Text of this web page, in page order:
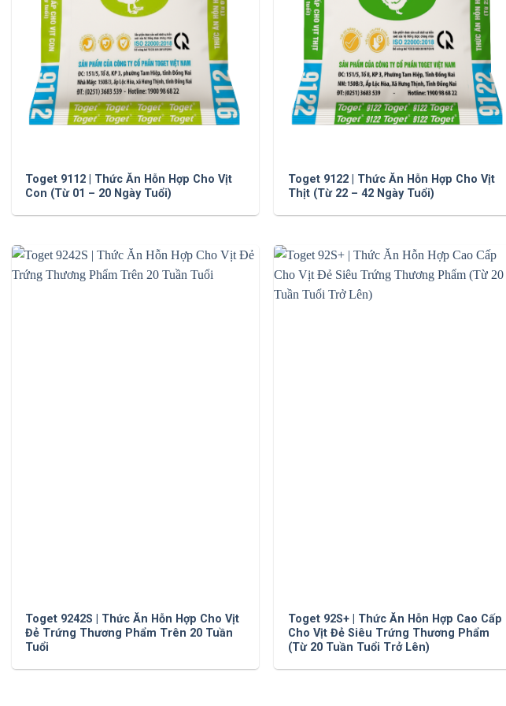
Toget 9112 | Thức Ăn Hỗn Hợp Cho Vịt
Con (Từ 01 – 20 Ngày Tuổi)
Toget 9122 | Thức Ăn Hỗn Hợp Cho Vịt
Thịt (Từ 22 – 42 Ngày Tuổi)
Toget 9242S | Thức Ăn Hỗn Hợp Cho Vịt
Đẻ Trứng Thương Phẩm Trên 20 Tuần
Tuổi
Toget 92S+ | Thức Ăn Hỗn Hợp Cao Cấp
Cho Vịt Đẻ Siêu Trứng Thương Phẩm
(Từ 20 Tuần Tuổi Trở Lên)